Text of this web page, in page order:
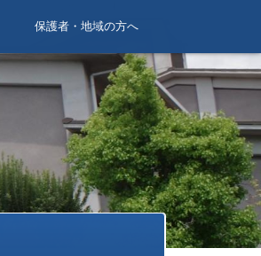
属中学
校）
校）
））
保護者・地域の方へ
徒然なんよう
保護者の方へ
地域の方へ
証明書発行
卒業生へ
南陽高等学校・附属中学校PTA